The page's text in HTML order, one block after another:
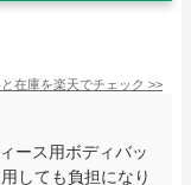
在庫を楽天でチェック >>
ース用ボディバッ
しても負担になり